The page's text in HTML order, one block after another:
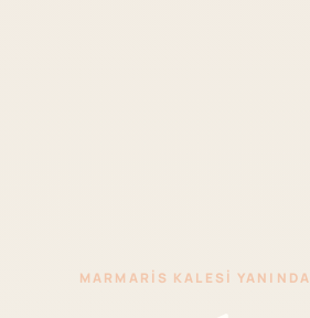
MARMARIS KALESI YANINDA